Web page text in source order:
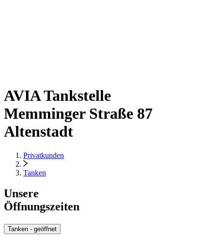
AVIA Tankstelle
Memminger Straße 87
Altenstadt
Privatkunden
Tanken
Unsere
Öffnungszeiten
Tanken - geöffnet